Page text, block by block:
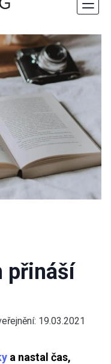
přináší
19.03.2021
a nastal čas,